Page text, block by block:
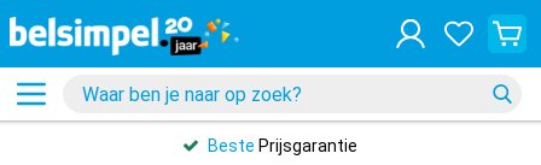
Beste Prijsgarantie